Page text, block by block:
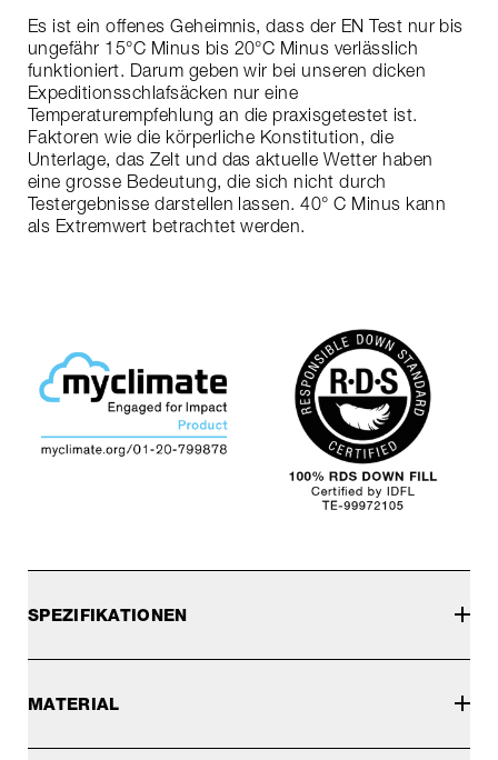
Es ist ein offenes Geheimnis, dass der EN Test nur bis
ungefähr 15°C Minus bis 20°C Minus verlässlich
funktioniert. Darum geben wir bei unseren dicken
Expeditionsschlafsäcken nur eine
Temperaturempfehlung an die praxisgetestet ist.
Faktoren wie die körperliche Konstitution, die
Unterlage, das Zelt und das aktuelle Wetter haben
eine grosse Bedeutung, die sich nicht durch
Testergebnisse darstellen lassen. 40° C Minus kann
als Extremwert betrachtet werden.
SPEZIFIKATIONEN
MATERIAL